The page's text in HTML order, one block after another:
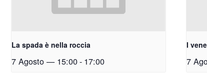
La spada è nella roccia
7 Agosto — 15:00- 17:00
I
7